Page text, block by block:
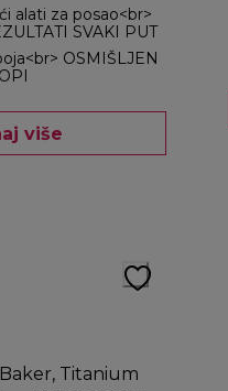
alati za posao<br>
SVAKI PUT
OSMIŠLJEN
više